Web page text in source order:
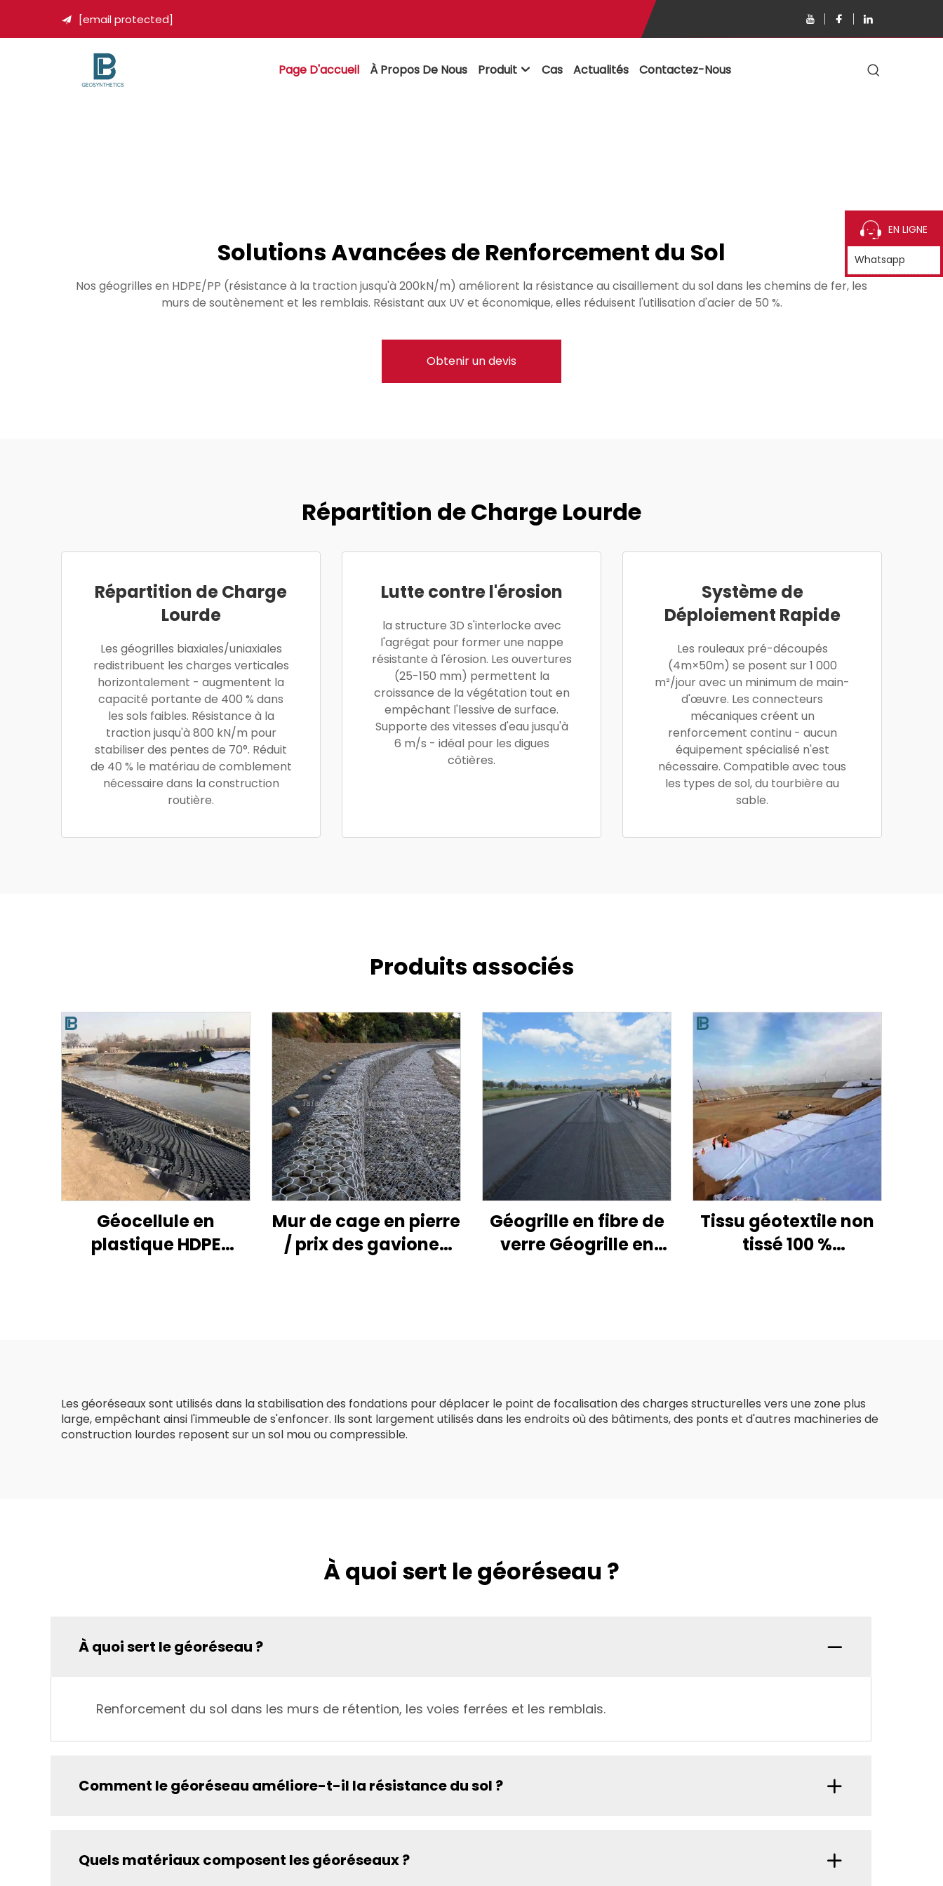
 [email protected]
Page D'accueil À Propos De Nous Produit  Cas Actualités Contactez-Nous
Solutions Avancées de Renforcement du Sol
Nos géogrilles en HDPE/PP (résistance à la traction jusqu'à 200kN/m) améliorent la résistance au cisaillement du sol dans les chemins de fer, les
murs de soutènement et les remblais. Résistant aux UV et économique, elles réduisent l'utilisation d'acier de 50 %.
Obtenir un devis
Répartition de Charge Lourde
Répartition de Charge
Lourde
Les géogrilles biaxiales/uniaxiales
redistribuent les charges verticales
horizontalement - augmentent la
capacité portante de 400 % dans
les sols faibles. Résistance à la
traction jusqu'à 800 kN/m pour
stabiliser des pentes de 70°. Réduit
de 40 % le matériau de comblement
nécessaire dans la construction
routière.
Lutte contre l'érosion
la structure 3D s'interlocke avec
l'agrégat pour former une nappe
résistante à l'érosion. Les ouvertures
(25-150 mm) permettent la
croissance de la végétation tout en
empêchant l'lessive de surface.
Supporte des vitesses d'eau jusqu'à
6 m/s - idéal pour les digues
côtières.
Système de
Déploiement Rapide
Les rouleaux pré-découpés
(4m×50m) se posent sur 1 000
m²/jour avec un minimum de main-
d'œuvre. Les connecteurs
mécaniques créent un
renforcement continu - aucun
équipement spécialisé n'est
nécessaire. Compatible avec tous
les types de sol, du tourbière au
sable.
Produits associés
Géocellule en
plastique HDPE
Mur de cage en pierre
/ prix des gaviones
Géogrille en fibre de
verre Géogrille en
résistance
Tissu géotextile non
tissé 100 %
Les géoréseaux sont utilisés dans la stabilisation des fondations pour déplacer le point de focalisation des charges structurelles vers une zone plus
large, empêchant ainsi l'immeuble de s'enfoncer. Ils sont largement utilisés dans les endroits où des bâtiments, des ponts et d'autres machineries de
construction lourdes reposent sur un sol mou ou compressible.
À quoi sert le géoréseau ?
À quoi sert le géoréseau ?
Renforcement du sol dans les murs de rétention, les voies ferrées et les remblais.
Comment le géoréseau améliore-t-il la résistance du sol ?
Quels matériaux composent les géoréseaux ?
EN LIGNE
Whatsapp